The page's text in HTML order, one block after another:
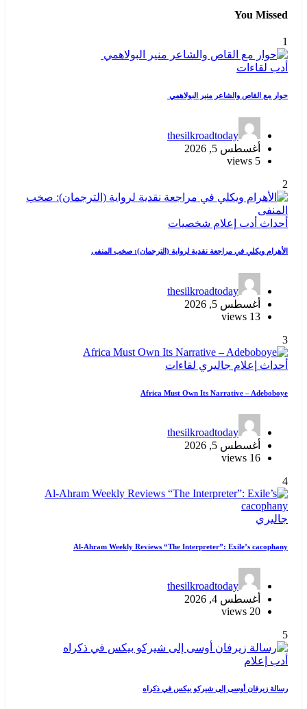
You Missed
1
أدب لقاءات
حوار مع القاص والشاعر منير البولاهمي
thesilkroadtoday
أغسطس 5, 2026
5 views
2
أحداث أدب إعلام شخصيات
الأهرام ويكلي في مراجعة نقدية لرواية (الترجمان): صخب المنفى
thesilkroadtoday
أغسطس 5, 2026
13 views
3
أحداث إعلام جاليري لقاءات
Africa Must Own Its Narrative – Adeboboye
thesilkroadtoday
أغسطس 5, 2026
16 views
4
جاليري
Al-Ahram Weekly Reviews “The Interpreter”: Exile’s cacophany
thesilkroadtoday
أغسطس 4, 2026
20 views
5
أدب إعلام
رسالة زيرفان أوسى إلى شيركو بيكس في ذكراه